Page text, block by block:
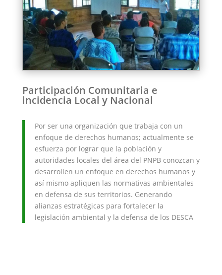
Participación Comunitaria e
incidencia Local y Nacional
Por ser una organización que trabaja con un
enfoque de derechos humanos; actualmente se
esfuerza por lograr que la población y
autoridades locales del área del PNPB conozcan y
desarrollen un enfoque en derechos humanos y
así mismo apliquen las normativas ambientales
en defensa de sus territorios. Generando
alianzas estratégicas para fortalecer la
legislación ambiental y la defensa de los DESCA